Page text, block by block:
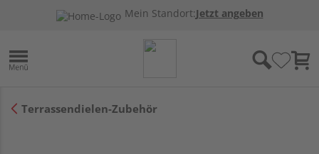
Mein Standort:Jetzt angeben
Terrassendielen-Zubehör